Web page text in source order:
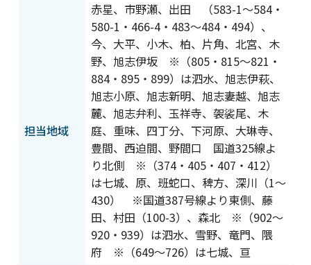
担当地域
赤星、市野瀬、出田 （583-1～584・
580-1・466-4・483～484・494）、
今、大平、小木、柏、片角、北宮、木
野、旭志伊坂 ※（805・815～821・
884・895・899）は泗水、旭志伊萩、
旭志小原、旭志新明、旭志妻越、旭志
麓、旭志弁利、玉祥寺、袈裟尾、木
庭、重味、四丁分、下河原、大琳寺、
豊間、西迫間、野間口 国道325線よ
り北側 ※（374・405・407・412）
は七城、原、班蛇口、稗方、深川（1～
430） ※国道387号線より東側、藤
田、村田（100-3）、森北 ※（902～
920・939）は泗水、雪野、竜門、隈
府 ※（649～726）は七城、亘
サイトポリシー
著作物の利用について
カスタマーハラスメント
に対する基本方針
サイトマップ